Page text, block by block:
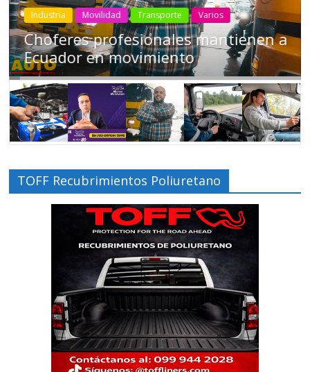
Industria Movilidad Transporte Varios
Choferes profesionales mantienen a
Ecuador en movimiento
TOFF Recubrimientos Poliuretano